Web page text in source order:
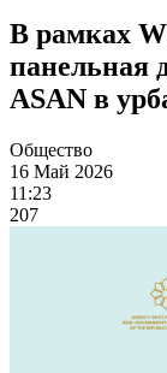
В рамках
панельная
ASAN в
Общество
16 Май 2026
11:23
207